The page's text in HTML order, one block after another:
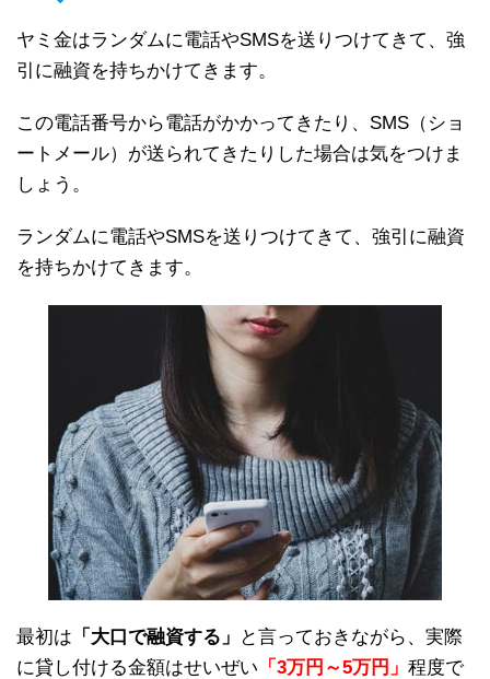
ヤミ金はランダムに電話やSMSを送りつけてきて、強
引に融資を持ちかけてきます。
この電話番号から電話がかかってきたり、SMS（ショ
ートメール）が送られてきたりした場合は気をつけま
しょう。
ランダムに電話やSMSを送りつけてきて、強引に融資
を持ちかけてきます。
最初は 「大口で融資する」
と言っておきながら、実際
に貸し付ける金額はせいぜい 「3万円～5万円」 程度で